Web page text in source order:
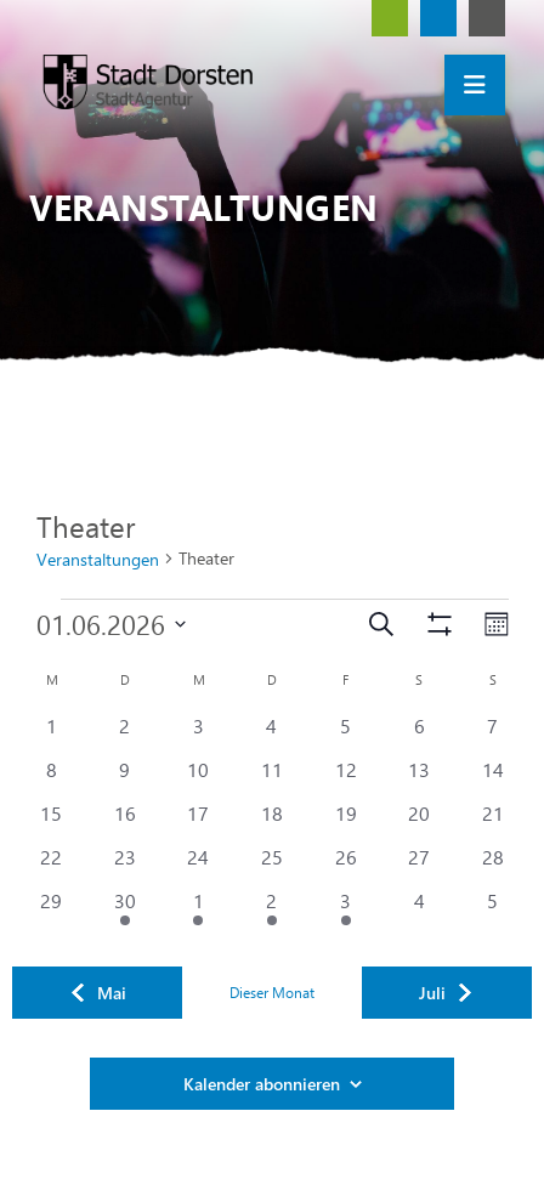
VERANSTALTUNGEN
Theater
Veranstaltungen Theater
Suche
und
Suche Filter
01.06.2026
wählen.
Kalender
von
Veranstaltungen
M D M D F S S
0
1
0
2
0
3
0
4
0
5
0
6
0
7
0
8
0
9
0
10
0
11
0
12
0
13
0
14
0
15
0
16
0
17
0
18
0
19
0
20
0
21
0
22
0
23
0
24
0
25
0
26
0
27
0
28
0
Veranstaltungen
29
1
Veranstaltung
30
1
Veranstaltung
1
1
Veranstaltung
2
1
Veranstaltung
3
0
4
0
5
Mai Dieser Monat Juli
Kalender abonnieren